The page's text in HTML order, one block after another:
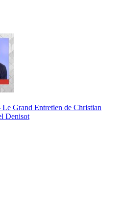
Grand Entretien de Christian
Denisot